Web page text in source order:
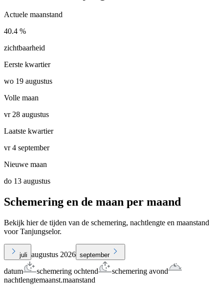
Actuele maanstand
40.4 %
zichtbaarheid
Eerste kwartier
wo 19 augustus
Volle maan
vr 28 augustus
Laatste kwartier
vr 4 september
Nieuwe maan
do 13 augustus
Schemering en de maan per maand
Bekijk hier de tijden van de schemering, nachtlengte en maanstand
voor Tanjungselor.
juli augustus 2026 september
datum schemering ochtend
schemering avond
nachtlengtemaanst.maanstand